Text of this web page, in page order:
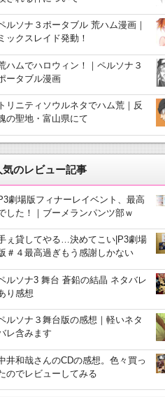
ルソナ３ポータブル 荒ハム漫画｜
ミックスレイド発動！
ハムでハロウィン！｜ペルソナ３
ータブル漫画
トリニティソウルネタでハム荒｜反
の聖地・富山県にて
気のレビュー記事
劇場版フィナーレイベント、最高
した！｜ブーメランパンツ部ｗ
ぇ貸してやる…決めてこい|P3劇場
＃４最高過ぎもう感謝しかない
ルソナ3 舞台 蒼鉛の結晶 ネタバレ
り感想
ルソナ３舞台版の感想｜軽いネタ
レ含みます
井和哉さんのCDの感想。色々買っ
のでレビューしてみる